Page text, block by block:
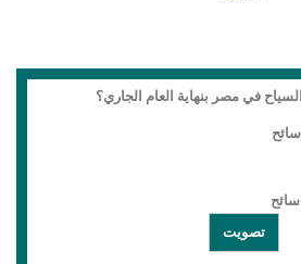
في مصر بنهاية العام الجاري؟